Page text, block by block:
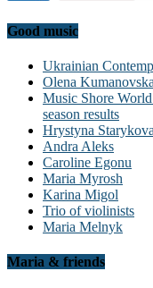
Good music
Ukrainian
Olena Kumanovska
Music Shore
season results
Hrystyna Starykova
Andra Aleks
Caroline Egonu
Maria Myrosh
Karina Migol
Trio of violinists
Maria Melnyk
Maria & friends